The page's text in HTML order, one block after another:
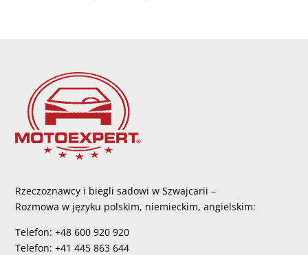
Rzeczoznawcy i biegli sadowi w Szwajcarii –
Rozmowa w języku polskim, niemieckim, angielskim:
Telefon: +48 600 920 920
Telefon: +41 445 863 644